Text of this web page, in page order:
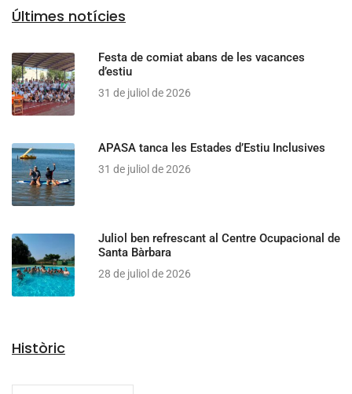
Últimes notícies
Festa de comiat abans de les vacances
d’estiu
31 de juliol de 2026
APASA tanca les Estades d’Estiu Inclusives
31 de juliol de 2026
Juliol ben refrescant al Centre Ocupacional de
Santa Bàrbara
28 de juliol de 2026
Històric